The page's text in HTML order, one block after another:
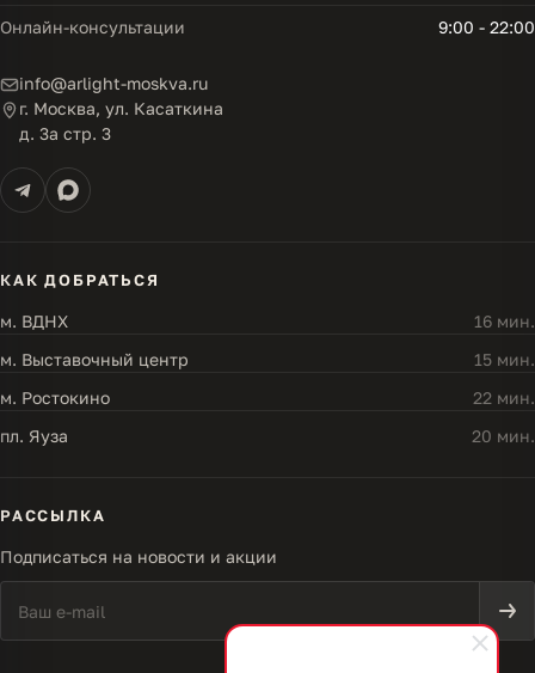
Онлайн-консультации 9:00 - 22:00
info@arlight-moskva.ru
г. Москва, ул. Касаткина
д. 3а стр. 3
КАК ДОБРАТЬСЯ
м. ВДНХ
16 мин.
м. Выставочный центр
15 мин.
м. Ростокино
22 мин.
пл. Яуза
20 мин.
РАССЫЛКА
Подписаться на новости и акции